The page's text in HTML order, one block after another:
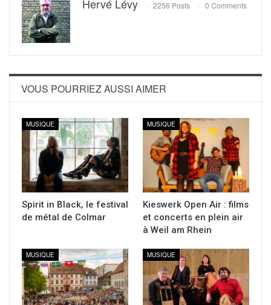
Hervé Lévy 2256 Posts 0 Comments
VOUS POURRIEZ AUSSI AIMER
MUSIQUE
Spirit in Black, le festival
de métal de Colmar
MUSIQUE
Kieswerk Open Air : films
et concerts en plein air
à Weil am Rhein
MUSIQUE MUSIQUE